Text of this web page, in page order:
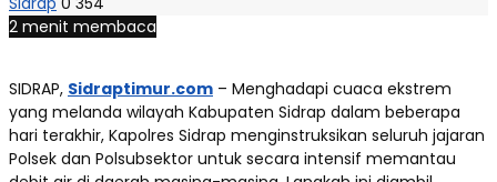
2 menit membaca
SIDRAP, Sidraptimur.com – Menghadapi cuaca ekstrem
yang melanda wilayah Kabupaten Sidrap dalam beberapa
hari terakhir, Kapolres Sidrap menginstruksikan seluruh jajaran
Polsek dan Polsubsektor untuk secara intensif memantau